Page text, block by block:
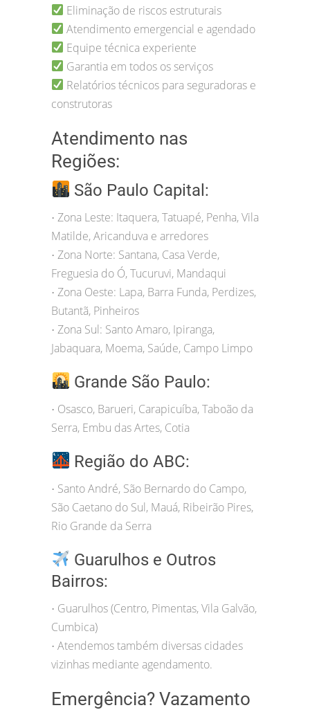
Eliminação de riscos estruturais
Atendimento emergencial e agendado
Equipe técnica experiente
Garantia em todos os serviços
Relatórios técnicos para seguradoras e
construtoras
Atendimento nas
Regiões:
São Paulo Capital:
• Zona Leste: Itaquera, Tatuapé, Penha, Vila
Matilde, Aricanduva e arredores
• Zona Norte: Santana, Casa Verde,
Freguesia do Ó, Tucuruvi, Mandaqui
• Zona Oeste: Lapa, Barra Funda, Perdizes,
Butantã, Pinheiros
• Zona Sul: Santo Amaro, Ipiranga,
Jabaquara, Moema, Saúde, Campo Limpo
Grande São Paulo:
• Osasco, Barueri, Carapicuíba, Taboão da
Serra, Embu das Artes, Cotia
Região do ABC:
• Santo André, São Bernardo do Campo,
São Caetano do Sul, Mauá, Ribeirão Pires,
Rio Grande da Serra
Guarulhos e Outros
Bairros:
• Guarulhos (Centro, Pimentas, Vila Galvão,
Cumbica)
• Atendemos também diversas cidades
vizinhas mediante agendamento.
Emergência? Vazamento